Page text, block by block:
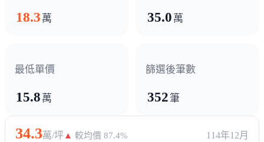
18.3 萬 35.0 萬
最低單價
15.8 萬
篩選後筆數
352筆
34.3萬/坪▲ 較均價 87.4%
114年12月